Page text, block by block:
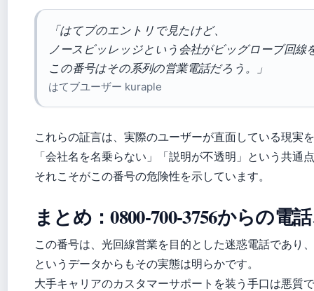
「はてブのエントリで見たけど、
ノースビッレッジという会社がビッグローブ回線
この番号はその系列の営業電話だろう。」
はてブユーザー kuraple
これらの証言は、実際のユーザーが直面している現実
「会社名を名乗らない」「説明が不透明」という共通
それこそがこの番号の危険性を示しています。
まとめ：0800-700-3756からの電
この番号は、光回線営業を目的とした迷惑電話であり
というデータからもその実態は明らかです。
大手キャリアのカスタマーサポートを装う手口は悪質